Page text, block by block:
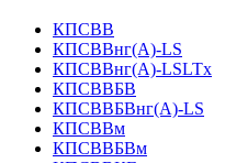
КПСВВ
КПСВВнг(А)-LS
КПСВВнг(А)-LSLTx
КПСВВБВ
КПСВВБВнг(А)-LS
КПСВВм
КПСВВБВм